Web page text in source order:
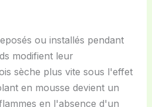
ou installés pendant
modifient leur
sèche plus vite sous l'effet
en mousse devient un
en l'absence d'un